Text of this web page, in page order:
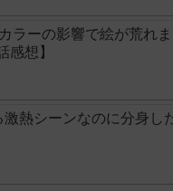
ラーの影響で絵が荒れ
感想】
熱シーンなのに分身し